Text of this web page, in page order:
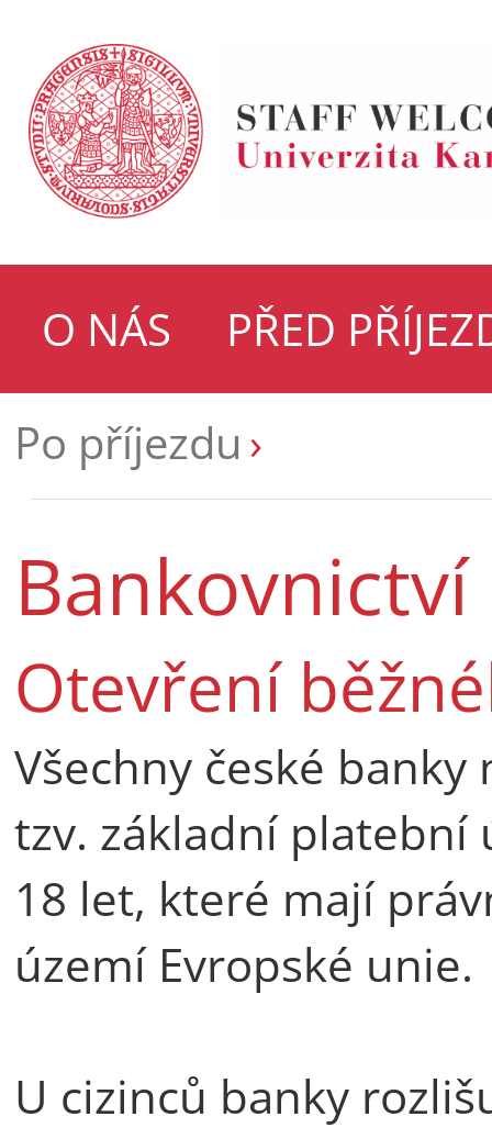
O NÁS
PŘED
Po příjezdu
Bankovnictví
Otevření
Všechny české
tzv. základní platební
18 let, které mají
území Evropské unie.
U cizinců banky